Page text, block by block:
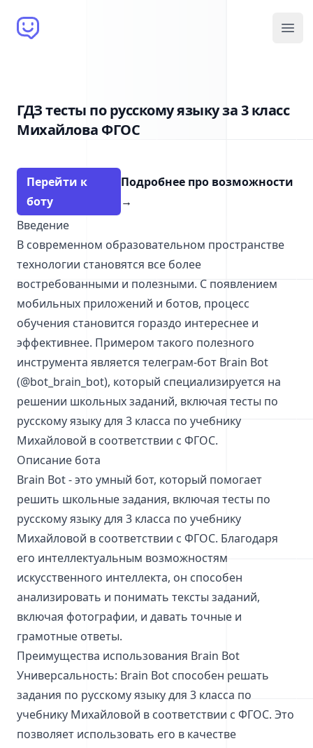
Brain Bot
ГДЗ тесты по русскому языку за 3 класс
Михайлова ФГОС
Перейти к
боту
Подробнее про возможности
→
Введение
В современном образовательном пространстве
технологии становятся все более
востребованными и полезными. С появлением
мобильных приложений и ботов, процесс
обучения становится гораздо интереснее и
эффективнее. Примером такого полезного
инструмента является телеграм-бот Brain Bot
(@bot_brain_bot), который специализируется на
решении школьных заданий, включая тесты по
русскому языку для 3 класса по учебнику
Михайловой в соответствии с ФГОС.
Описание бота
Brain Bot - это умный бот, который помогает
решить школьные задания, включая тесты по
русскому языку для 3 класса по учебнику
Михайловой в соответствии с ФГОС. Благодаря
его интеллектуальным возможностям
искусственного интеллекта, он способен
анализировать и понимать тексты заданий,
включая фотографии, и давать точные и
грамотные ответы.
Преимущества использования Brain Bot
Универсальность: Brain Bot способен решать
задания по русскому языку для 3 класса по
учебнику Михайловой в соответствии с ФГОС. Это
позволяет использовать его в качестве